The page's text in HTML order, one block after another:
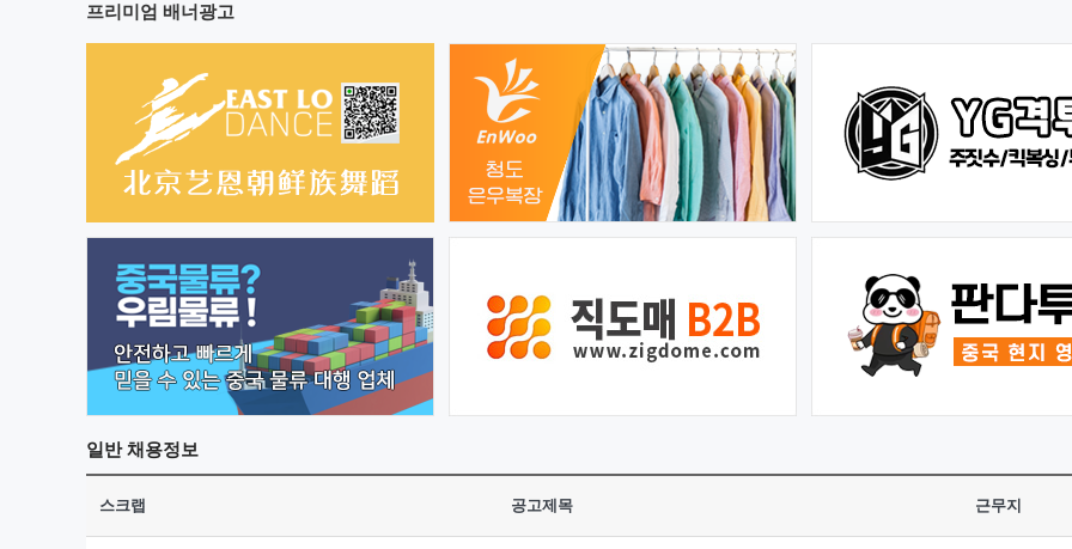
프리미엄 배너광고
일반채용정보
스크랩 공고제목 근무지